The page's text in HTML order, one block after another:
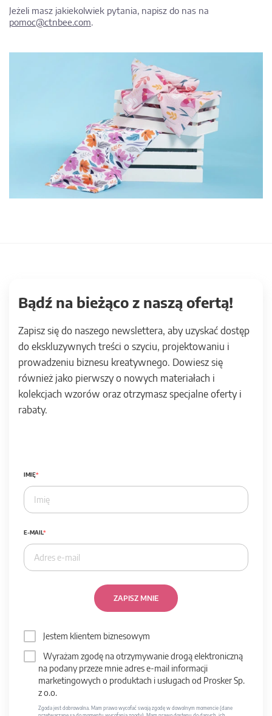
Jeżeli masz jakiekolwiek pytania, napisz do nas na
pomoc@ctnbee.com.
Bądź na bieżąco z naszą ofertą!
Zapisz się do naszego newslettera, aby uzyskać dostęp
do ekskluzywnych treści o szyciu, projektowaniu i
prowadzeniu biznesu kreatywnego. Dowiesz się
również jako pierwszy o nowych materiałach i
kolekcjach wzorów oraz otrzymasz specjalne oferty i
rabaty.
IMIĘ
E-MAIL
ZAPISZ MNIE
Jestem klientem biznesowym
Wyrażam zgodę na otrzymywanie drogą elektroniczną
na podany przeze mnie adres e-mail informacji
marketingowych o produktach i usługach od Prosker Sp.
z o.o.
Zgoda jest dobrowolna. Mam prawo wycofać swoją zgodę w dowolnym momencie (dane